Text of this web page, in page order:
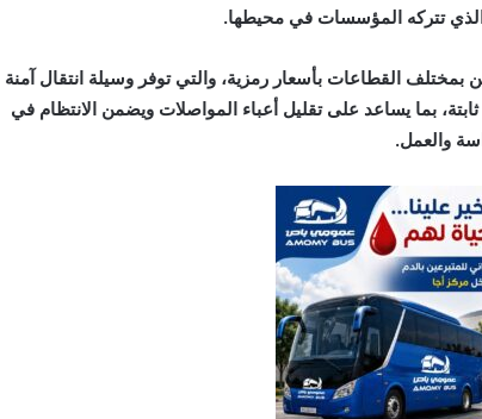
الذي تتركه المؤسسات في محيطها.
بمختلف القطاعات بأسعار رمزية، والتي توفر وسيلة انتقال آمنة
بما يساعد على تقليل أعباء المواصلات ويضمن الانتظام في
والعمل.